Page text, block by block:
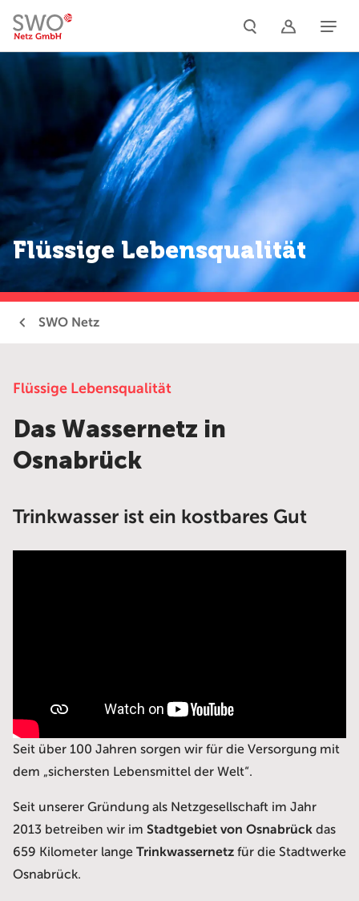
Flüssige Lebensqualität
SWO Netz
Flüssige Lebensqualität
Das Wassernetz in
Osnabrück
Trinkwasser ist ein kostbares Gut
Seit über 100 Jahren sorgen wir für die Versorgung mit
dem „sichersten Lebensmittel der Welt“.
Seit unserer Gründung als Netzgesellschaft im Jahr
2013 betreiben wir im Stadtgebiet von Osnabrück das
659 Kilometer lange Trinkwassernetz für die Stadtwerke
Osnabrück.